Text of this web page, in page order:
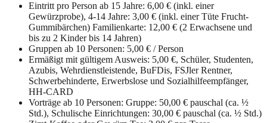
Eintritt pro Person ab 15 Jahre: 6,00 € (inkl. einer
Gewürzprobe), 4-14 Jahre: 3,00 € (inkl. einer Tüte Frucht-
Gummibärchen) Familienkarte: 12,00 € (2 Erwachsene und
bis zu 2 Kinder bis 14 Jahren)
Gruppen ab 10 Personen: 5,00 € / Person
Ermäßigt mit gültigem Ausweis: 5,00 €, Schüler, Studenten,
Azubis, Wehrdienstleistende, BuFDis, FSJler Rentner,
Schwerbehinderte, Erwerbslose und Sozialhilfeempfänger,
HH-CARD
Vorträge ab 10 Personen: Gruppe: 50,00 € pauschal (ca. ½
Std.), Schulische Einrichtungen: 30,00 € pauschal (ca. ½ Std.)